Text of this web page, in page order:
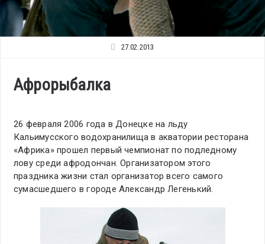
27.02.2013
Афрорыбалка
26 февраля 2006 года в Донецке на льду
Кальимусского водохранилища в акватории ресторана
«Африка» прошел первый чемпионат по подледному
лову среди афродончан. Организатором этого
праздника жизни стал организатор всего самого
сумасшедшего в городе Александр Легенький.